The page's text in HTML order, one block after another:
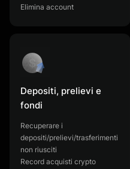
Elimina account
Depositi, prelievi e
fondi
Recuperare i
depositi/prelievi/trasferimenti
non riusciti
Record acquisti crypto